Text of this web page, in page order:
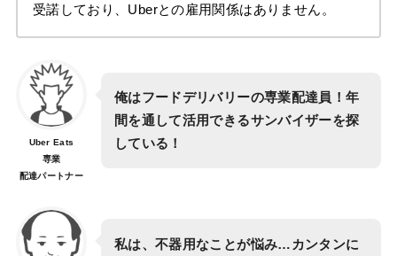
受諾しており、Uberとの雇用関係はありません。
Uber Eats
専業
配達パートナー
俺はフードデリバリーの専業配達員！年
間を通して活用できるサンバイザーを探
している！
私は、不器用なことが悩み…カンタンに